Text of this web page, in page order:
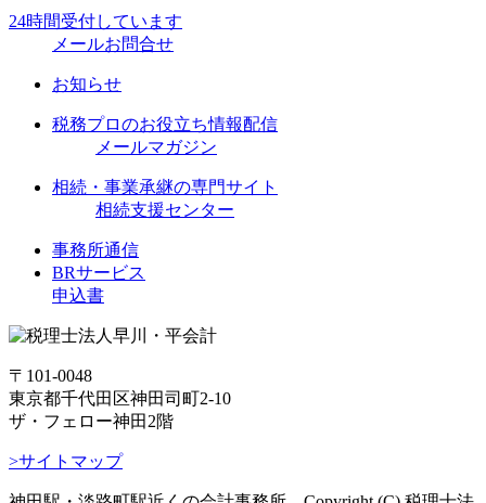
24時間受付しています
メールお問合せ
お知らせ
税務プロのお役立ち情報配信
メールマガジン
相続・事業承継の専門サイト
相続支援センター
事務所通信
BRサービス
申込書
〒101-0048
東京都千代田区神田司町2-10
ザ・フェロー神田2階
>サイトマップ